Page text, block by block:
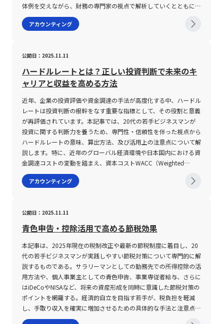
で、調整事項や外部経済環境の影響を考慮した上での適切な運用が
不可欠であり、企業内部でのEVA目標の設定や各部署での資源配分
の最適化など、実務上の活用には多角的な戦略と細心の注意が求め
います。これらの企業は、EVAを業績評価やインセンティブ制度に
組み込むことで、経営陣が常に資本コストを意識し、無駄な投資を
抑制して収益性の高い事業に注力する体制を構築してきました。ま
た、投資判断や事業ポートフォリオ管理においても、EVAは企業が
新規事業への投資や既存事業の見直しを行う際の重要な羅針盤とな
っています。 20代の若手ビジネスマンにとって、EVAの理解は、企
業経営の本質や投資判断の基本となる資本コストの概念を深く学ぶ
絶好の機会となるでしょう。急激な市場環境の変化の中で、従来の
利益指標だけでは不足する場面が増える中、EVAは数値の背後にあ
る経営戦略や企業価値創造の真意を読み解くための強力なツールと
して機能します。今後、企業内での意思決定や、投資先企業の評価
基準としてEVAがさらに浸透することが予想され、経営の専門家の
みならず、若手経営者や投資家にとっても必須の知識となるでしょ
意義を増しています。企業が真に持続可能な成長を遂げるために
は、数値として現れる利益だけではなく、投資家の期待を上回り、
長期的な価値創造につながる経営活動が求められます。そのため、
現代の経営実務においては、EVAをはじめとする各種財務指標を組
み合わせ、企業全体のパフォーマンスを多角的に評価するアプロー
チがますます重要になっているのです。 以上の観点から、EVAは企
業の真のパフォーマンスを把握するための有力なツールとして、ま
たグローバルな競争環境下で資本効率を追求する上での基本的な指
針として、今後もその重要性を増していくことが予想されます。若
手ビジネスマンがこれからのキャリアにおいて、経営の実務や投資
判断の基礎としてEVAの概念をしっかりと理解し活用することは、
状況と併せて検証することが望まれます。 一方、EBITDAは減価償
却費を除外することにより、企業のキャッシュフローに近い利益水
準を把握できるというメリットがある一方で、設備投資の規模やそ
価すると、実際には資産の劣化や将来的な投資の必要性を見落とす
リスクが生じます。 さらに、EBITDAマルチプルという企業価値評
価手法は、対象企業の企業価値（EV）をEBITDAで割って計算さ
れ、その倍率が買収回収期間の目安として利用されます。しかしな
がら、この倍率は、企業のビジネスモデル、ブランドバリュー、事
業スケール、さらには人材力や技術力といった非数値的要素にも大
きく左右されるため、数値上は一律に評価することが困難です。
また、海外企業と国内企業の比較にも注意が必要です。各国の会計
基準や減価償却の手法、さらには税制や金利環境が異なるため、
EBITDAを用いることで一部の違いを調整できるものの、完全に同
一条件での比較は不可能です。ゆえに、複数の指標を併用すること
で、企業の全体像を捉えるアプローチが必要となります。 以上の
ように、EBITおよびEBITDAはそれぞれ独自のメリットを有しなが
断において、これらの指標の特徴と限界を正しく理解し、総合的な
視点から評価を実施することが不可欠です。 まとめ 本記事では、
EBITとEBITDAという二つの企業収益性評価指標について、それぞ
れの定義、計算方法、ならびに各指標のメリットと注意点を解説し
ました。 まず、EBITは利息および税金を除いた利益であり、企業
が本業でどの程度の収益力を持っているかを明確に示すための指標
です。一方、EBITDAはさらに減価償却費を除外することで、設備
投資などで一時的に利益が圧迫されるケースに対して、企業の実際
のキャッシュフローに着目し評価することを可能にします。 これ
により、企業規模や成長段階、さらには業種によって異なる経営環
境において、どちらの指標を用いるかはケースバイケースとなりま
に、SG&Aには固定費と変動費、さらには半変動費が混在している
ため、それぞれの性質を正確に把握し、今後の売上高の変動に応じ
た費用構造の管理が求められる。 固定費に関しては、企業が生産
また、変動費は売上げの増減に直結するが、その予測は事業計画や
マーケティング戦略の具体性に依存するため、正確なデータを基に
したシナリオ分析が必要となる。 第二に、業界や企業規模によっ
てSG&A比率は大きく異なる。 エネルギー企業や素材企業などでは
一般的にSG&A比率が低水準に留まる一方、消費者向け製品を扱う
企業、特に製薬やバイオテクノロジー、医療関連企業においては、
SG&A経費が売上の40％～50％を超える場合もあるため、横並びで
の比較には注意が必要である。 企業同士で経費の報告方法や項目
の区分方法に差異があることから、SG&A比率の数値だけで企業の
健全性や効率性を単純に比較することは危険であり、各社の報告基
準や会計処理方法を考慮しなければならない。 第三に、SG&A経費
削減を目的とした施策には、短期的な効果とともに長期的な影響と
いう両面を伴うトレードオフが存在する。 たとえば、営業担当者
ロイヤルティの低下を招くリスクがある。 経営陣は、SG&A経費の
削減と共に、企業の長期的な成長戦略やマーケティング・ブランデ
SG&A経費の正確な追跡と予測には、最新の会計ソフトウェアや
ERPシステム、リアルタイムの財務管理ツールを積極的に活用する
ことが求められる。 これらのツールは、時間軸に沿った費用の変
動や異常値の早期発見において重要な役割を果たすとともに、将来
的な事業計画策定の基礎データとしても活用可能である。 特に中
小企業やスタートアップ企業においては、経費の手作業による管理
はエラーリスクが高く、効率性を損なうため、ITツールの導入によ
って正確性と迅速な意思決定が実現される。 このように、SG&Aの
づく付加価値割や資本割が設定され、所得とは独立して一定の税額
が算定されることになります。 特に、令和6年度の税制改正におい
ては、従来「資本金1億円超の法人」が外形標準課税の対象とされ
課税対象であったにもかかわらず、資本金が下回る場合や、100%
子会社などの組織形態を理由に対象から除外される事例が見受けら
れたため、資本金と資本剰余金の合計額に基づく基準が導入された
のです。この結果、実態として大規模な企業グループであっても、
一定基準を超えた場合は外形標準課税の対象となり、全体としての
税負担の公平性が確保される仕組みとなっています。 また、外形
標準課税を適用する場合、法人事業税は所得割に加えて、付加価値
割や資本割が組み合わされ、全体の税額が算出されます。例えば付
加価値割は、企業の報酬給与額や純支払利子、純支払賃借料等のデ
ータに基づいて算定され、一方で、資本割では資本金等を基準に一
定の税率が適用されます。各地方自治体によって税率は異なるもの
の、東京都や大阪府の場合、所得割で1.0%から1.18%、付加価値
割で1.26%、資本割で0.525%といった基準が用いられており、実
の留意点が存在します。まず、従来の基準に加えて、新たに追加さ
れた要件には、事業年度末における資本金や出資金の額、さらには
務戦略により資本金が1億円以下になっている場合でも、資本金と
資本剰余金の合計額が一定額を超えるケースでは、外形標準課税の
対象となるため、企業内での資本会計の管理が不可欠となります。
次に、100%子会社等に関する新たな基準も注目すべき点です。親
会社グループの一部であって資本金が小規模な子会社であっても、
親会社の一定規模が認められる場合は外形標準課税の対象に含ま
れ、これによりグループ全体での税負担増加が懸念されます。この
ため、企業グループ間での合併や分社化、または持株会社体制の見
体例を交えながら、財務の専門家の視点で解析していくとともに、
改善策を提示する。 安全余裕率とは 安全余裕率は、実際に計上さ
れた売上高が損益分岐点売上高をどれほど上回っているかを割合で
具体的には、損益分岐点とは、固定費と変動費が売上高からまかな
われ、利益がゼロとなる売上レベルを意味する。このため、安全余
裕率は、実際の売上高から損益分岐点売上高を差し引き、その差分
が売上高全体に占める割合を求める計算式に基づいて算出される。
この指標は、売上高が減少した場合や市場環境の変化に対して経営
がどの程度耐性を持てるかを測る上で非常に有用である。安全余裕
率が高いほど、企業は一時的な売上減少に対しても黒字を維持でき
る可能性が高く、逆に低い場合は、ほんの僅かな売上減に留まって
も業績が悪化するリスクがあると判断される。 安全余裕率の計算
方法と損益分岐点比率との関係性 安全余裕率を正確に算出するた
めには、まず損益分岐点売上高の理解が必要である。損益分岐点売
上高は、固定費を1から変動費率を差し引いた値で除する計算式に
より求められる。具体的には、次の式で示される。 固定費÷(1－
万円、変動費が2,500万円の場合、変動費率は0.25となる。これに
より、損益分岐点売上高は500万円÷(1－0.25)＝約667万円とな
り、実際の売上高が667万円を上回れば黒字となる。 安全余裕率自
体は、以下の計算式により算出される。 (実際の売上高－損益分岐
点売上高)÷実際の売上高×100＝安全余裕率（％） 例えば、実際
の売上高が1億2,000万円であり、損益分岐点売上高が1億円の場
合、安全余裕率は((1億2,000万円－1億円)÷1億2,000万円)×100
＝約20%となる。これは、1億2,000万円の売上高のうち、1億円が
既に固定費や変動費を賄う最低限の金額であり、残りの20%が経
営の余裕分として確保されていることを意味する。 また、損益分
岐点比率という指標も存在する。損益分岐点比率は、損益分岐点売
アカウンティング
公開日：2025.11.11
ハードルレートとは？正しい投資判断で未来のキ
ャリアと収益を高める方法
近年、企業の投資評価や資金調達の手法が高度化する中、ハードル
レートは投資判断の根幹をなす重要な指標として、その役割と意義
が再評価されています。本記事では、20代の若手ビジネスマンが
投資に関する判断力を養うため、専門性・信頼性を伴った視点から
ハードルレートの意味、算出方法、及び活用上の注意点について解
説します。特に、近年のグローバル経済環境や日本国内における資
金調達コストの変動を踏まえ、資本コストWACC（Weighted
Average Cost of Capital）やリスクプレミアムといった要素を理解
することが、実務における熟慮ある投資判断の一助となるでしょ
由来する用語です。投資案件において、得られる見込み収益がこの
レートを下回る場合、投資を行わないという重要な判断基準となり
のために負担するコスト、すなわち「資本コストWACC」に、一定
のリスクプレミアムを加えた数値として算出されます。資本コスト
WACCは、企業が負債や株主資本を利用して事業運営を行う際にか
かる費用を加重平均して求める指標であり、具体的には株主資本コ
ストと負債コストを市場価値に応じて調整することで算出されま
す。また、ハードルレートには企業が直面するリスクを考慮した
「リスクプレミアム」が上乗せされるため、単に平均的な資金調達
コストのみならず、投資先事業のリスクや市場環境を反映する重要
アカウンティング
公開日：2025.11.11
青色申告・控除活用で高める節税効果
本記事は、2025年現在の税制改正や最新の節税制度に着目し、20
代の若手ビジネスマンが実践しやすい節税対策について専門的に解
説するものである。サラリーマンとしての勤務先での所得控除の活
用方法や、個人事業主としての青色申告、事業専従者給与、さらに
はiDeCoやNISAなど、将来の資産形成を同時に意識した節税対策の
ポイントを網羅する。経済的自立を目指す若手が、税負担を軽減
し、手取り収入を確実に増加させるための具体的な手法と注意点
を、ここで整理する。 節税対策とは 節税対策とは、税制上認めら